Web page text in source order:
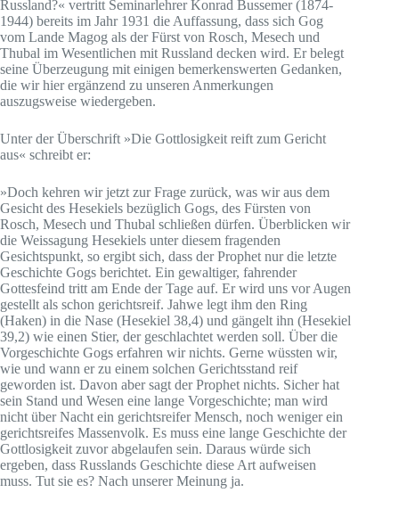
Russland?« vertritt Seminarlehrer Konrad Bussemer (1874-
1944) bereits im Jahr 1931 die Auffassung, dass sich Gog
vom Lande Magog als der Fürst von Rosch, Mesech und
Thubal im Wesentlichen mit Russland decken wird. Er belegt
seine Überzeugung mit einigen bemerkenswerten Gedanken,
die wir hier ergänzend zu unseren Anmerkungen
auszugsweise wiedergeben.
Unter der Überschrift »Die Gottlosigkeit reift zum Gericht
aus« schreibt er:
»Doch kehren wir jetzt zur Frage zurück, was wir aus dem
Gesicht des Hesekiels bezüglich Gogs, des Fürsten von
Rosch, Mesech und Thubal schließen dürfen. Überblicken wir
die Weissagung Hesekiels unter diesem fragenden
Gesichtspunkt, so ergibt sich, dass der Prophet nur die letzte
Geschichte Gogs berichtet. Ein gewaltiger, fahrender
Gottesfeind tritt am Ende der Tage auf. Er wird uns vor Augen
gestellt als schon gerichtsreif. Jahwe legt ihm den Ring
(Haken) in die Nase (Hesekiel 38,4) und gängelt ihn (Hesekiel
39,2) wie einen Stier, der geschlachtet werden soll. Über die
Vorgeschichte Gogs erfahren wir nichts. Gerne wüssten wir,
wie und wann er zu einem solchen Gerichtsstand reif
geworden ist. Davon aber sagt der Prophet nichts. Sicher hat
sein Stand und Wesen eine lange Vorgeschichte; man wird
nicht über Nacht ein gerichtsreifer Mensch, noch weniger ein
gerichtsreifes Massenvolk. Es muss eine lange Geschichte der
Gottlosigkeit zuvor abgelaufen sein. Daraus würde sich
ergeben, dass Russlands Geschichte diese Art aufweisen
muss. Tut sie es? Nach unserer Meinung ja.